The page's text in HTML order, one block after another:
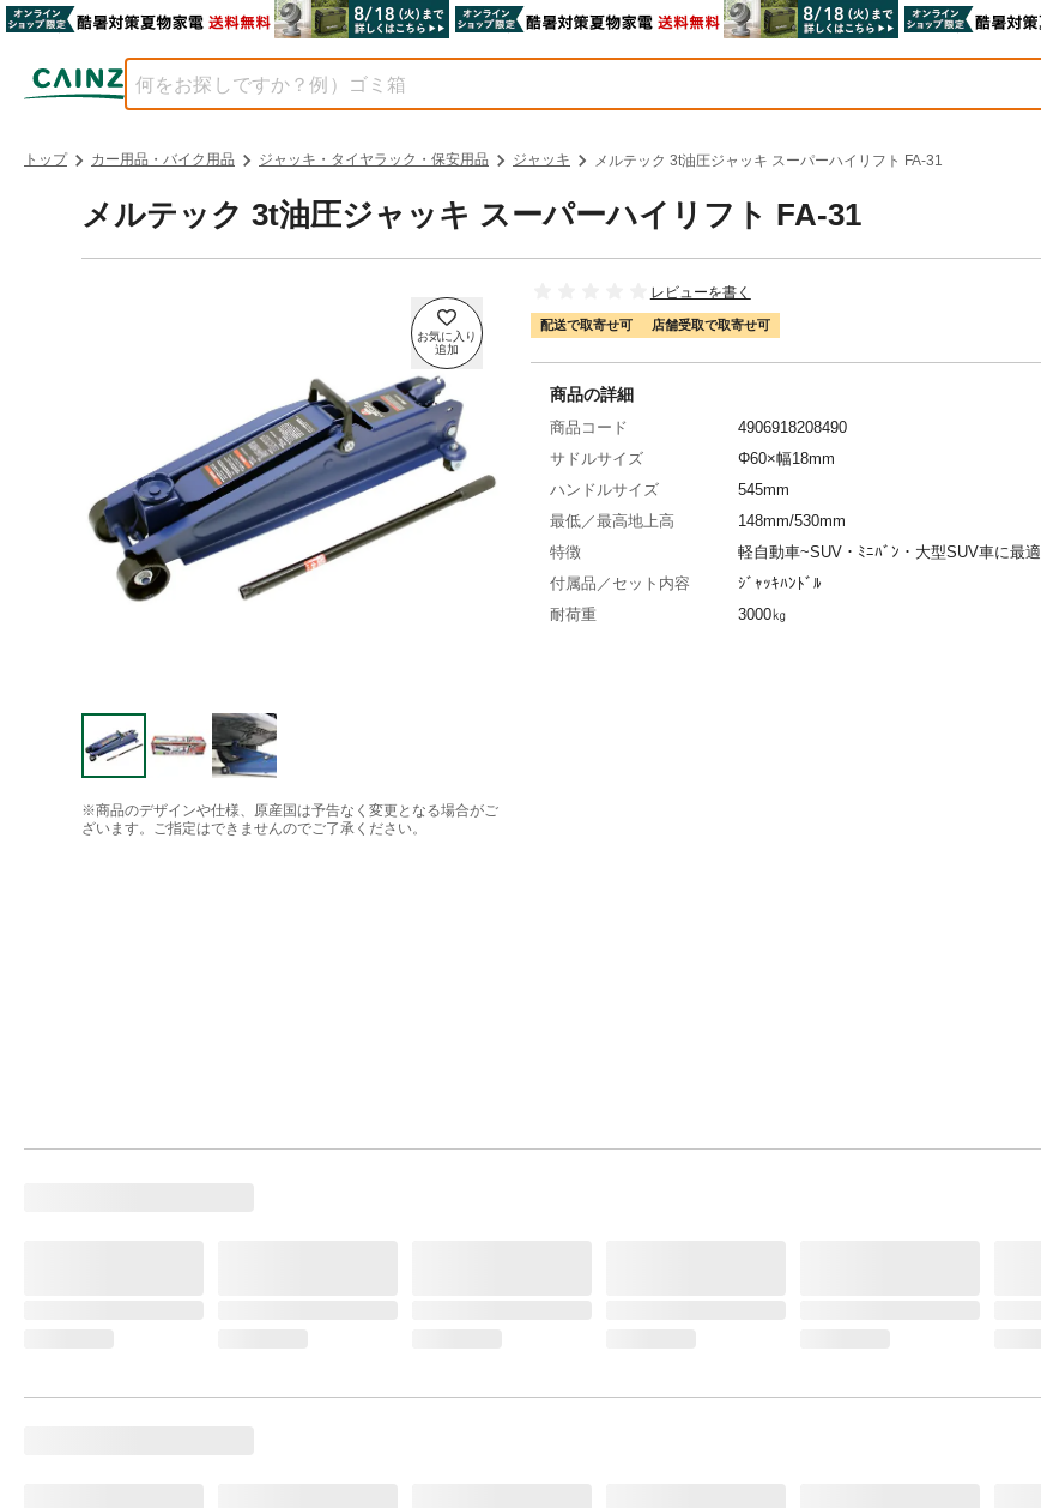
トップ カー用品・バイク用品 ジャッキ・タイヤラック・保安用品 ジャッキ メルテック 3t油圧ジャッキ スーパーハイリフト FA-31
メルテック 3t油圧ジャッキ スーパーハイリフト FA-31
※商品のデザインや仕様、原産国は予告なく変更となる場合がご
ざいます。ご指定はできませんのでご了承ください。
レビューを書く
配送で取寄せ可 店舗受取で取寄せ可
商品の詳細
商品コード
4906918208490
サドルサイズ
Φ60×幅18mm
ハンドルサイズ
545mm
最低／最高地上高
148mm/530mm
特徴
軽自動車~SUV・ﾐﾆﾊﾞﾝ・大型SUV車に最適
付属品／セット内容
ｼﾞｬｯｷﾊﾝﾄﾞﾙ
耐荷重
3000㎏